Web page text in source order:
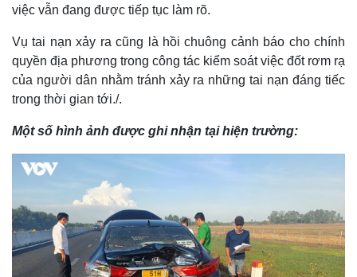
Thế giới
Quan sát
Cuộc sống đó đây
Hồ sơ
Video
Ảnh
E-Magazine
Infographic
việc vẫn đang được tiếp tục làm rõ.
Vụ tai nạn xảy ra cũng là hồi chuông cảnh báo cho chính
quyền địa phương trong công tác kiểm soát việc đốt rơm rạ
của người dân nhằm tránh xảy ra những tai nạn đáng tiếc
trong thời gian tới./.
Một số hình ảnh được ghi nhận tại hiện trường: